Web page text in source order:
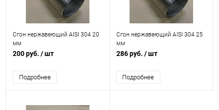
Сгон нержавеющий AISI 304 20
мм
200 руб. / шт
Подробнее
Сгон нержавеющий AISI 304 25
мм
286 руб. / шт
Подробнее